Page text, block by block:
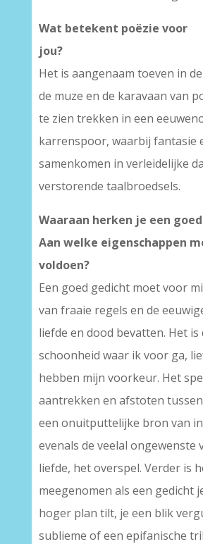
Wat betekent poëzie voor
Het is aangenaam toeven in
de muze en de karavaan van
te zien trekken in een
karrenspoor, waarbij fantasie
samenkomen in verleidelijke
verstorende taalbroedsels.
Waaraan herken je een
Aan welke eigenschappen
voldoen?
Een goed gedicht moet voor
van fraaie regels en de
liefde en dood bevatten. Het is
schoonheid waar ik voor ga,
hebben mijn voorkeur. Het
aantrekken en afstoten
een onuitputtelijke bron van
evenals de veelal ongewenste
liefde, het overspel. Verder is
meegenomen als een gedicht
hoger plan tilt, je een blik
sublieme of een epifanische